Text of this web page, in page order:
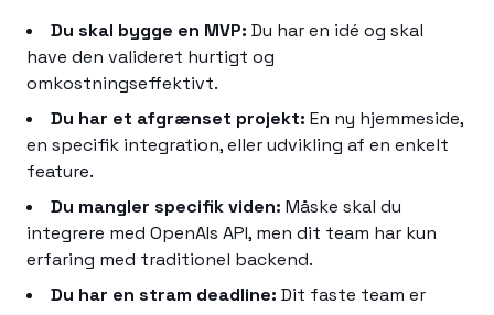
Du skal bygge en MVP: Du har en idé og skal
have den valideret hurtigt og
omkostningseffektivt.
Du har et afgrænset projekt: En ny hjemmeside,
en specifik integration, eller udvikling af en enkelt
feature.
Du mangler specifik viden: Måske skal du
integrere med OpenAIs API, men dit team har kun
erfaring med traditionel backend.
Du har en stram deadline: Dit faste team er